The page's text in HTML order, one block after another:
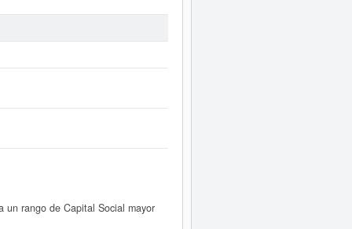
un rango de Capital Social mayor